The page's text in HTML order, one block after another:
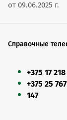
от 09.06.2025 г.
Справочные
+375 17
+375 25
147